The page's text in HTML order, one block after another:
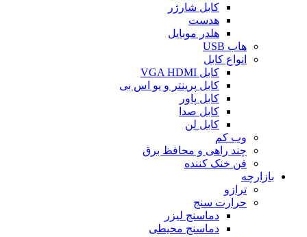
کابل شارژر
هدست
هلدر موبایل
هاب USB
انواع کابل
کابل VGA HDMI
کابل پرینتر و یو اس بی
کابل پاور
کابل صدا
کابل لن
وب کم
چند راهی و محافظ برق
فن خنک کننده
بازارچه
ترازو
حرارت سنج
دماسنج لیزر
دماسنج محیطی